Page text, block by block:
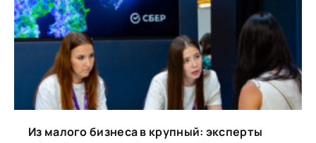
Из малого бизнеса в крупный: эксперты